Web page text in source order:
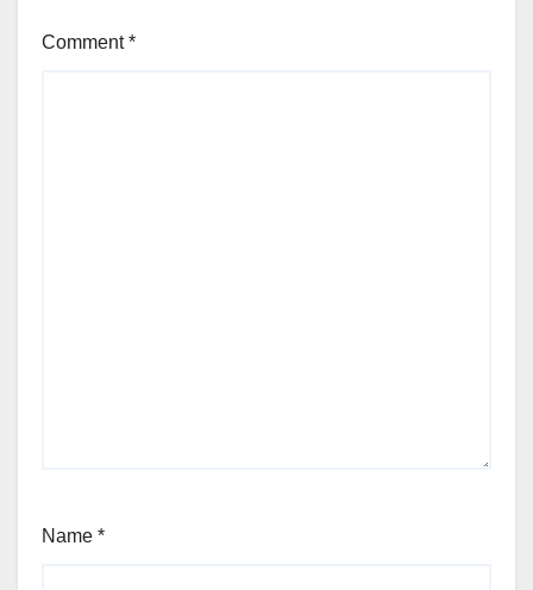
Comment*
Name *